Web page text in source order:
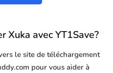
Xuka avec YT1Save?
le site de téléchargement
pour vous aider à